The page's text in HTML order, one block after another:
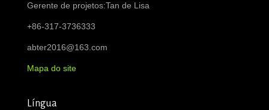
Gerente de projetos:Tan de Lisa
+86-317-3736333
abter2016@163.com
Mapa do site
Língua